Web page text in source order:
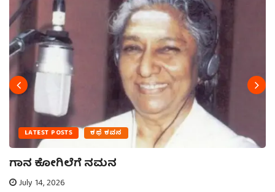
LATEST POSTS ಕಥೆ ಕವನ
ಗಾನ ಕೋಗಿಲೆಗೆ ನಮನ
July 14, 2026